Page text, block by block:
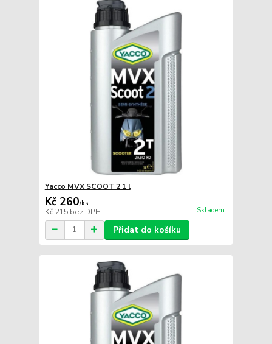
Yacco MVX SCOOT 2 1 l
Kč 260/ks
Kč 215 bez DPH Skladem
Přidat do košíku